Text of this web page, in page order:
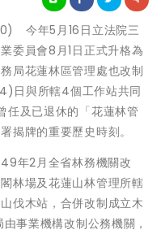
今年5月16日立法院三
委員會8月1日正式升格為
局花蓮林區管理處也改制
日與所轄4個工作站共同
任及已退休的「花蓮林管
揭牌的重要歷史時刻。
年2月全省林務機關改
林場及花蓮山林管理所轄
伐木站，合併改制成立木
事業機構改制公務機關，